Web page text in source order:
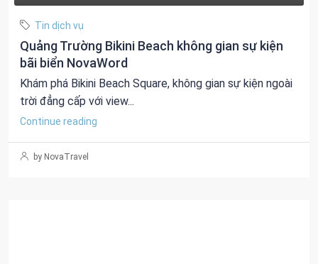
Tin dịch vụ
Quảng Trường Bikini Beach không gian sự kiện
bãi biển NovaWord
Khám phá Bikini Beach Square, không gian sự kiện ngoài
trời đẳng cấp với view...
Continue reading
by NovaTravel